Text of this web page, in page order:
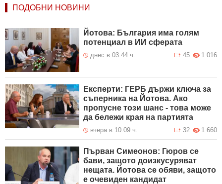
ПОДОБНИ НОВИНИ
Йотова: България има голям
потенциал в ИИ сферата
днес в 03:44 ч. 1 016
45
Експерти: ГЕРБ държи ключа за
съперника на Йотова. Ако
пропусне този шанс - това може
да бележи края на партията
вчера в 10:09 ч. 1 660
32
Първан Симеонов: Гюров се
бави, защото доизкусуряват
нещата. Йотова се обяви, защото
е очевиден кандидат